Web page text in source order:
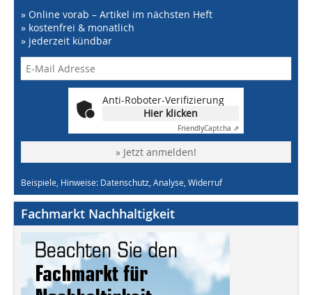
» Online vorab – Artikel im nächsten Heft
» kostenfrei & monatlich
» jederzeit kündbar
Anti-Roboter-Verifizierung
Hier klicken
FriendlyCaptcha ⇗
» Jetzt anmelden!
Beispiele, Hinweise: Datenschutz, Analyse, Widerruf
Fachmarkt Nachhaltigkeit